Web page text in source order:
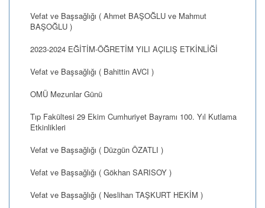
Vefat ve Başsağlığı ( Ahmet BAŞOĞLU ve Mahmut
BAŞOĞLU )
2023-2024 EĞİTİM-ÖĞRETİM YILI AÇILIŞ ETKİNLİĞİ
Vefat ve Başsağlığı ( Bahittin AVCI )
OMÜ Mezunlar Günü
Tıp Fakültesi 29 Ekim Cumhuriyet Bayramı 100. Yıl Kutlama
Etkinlikleri
Vefat ve Başsağlığı ( Düzgün ÖZATLI )
Vefat ve Başsağlığı ( Gökhan SARISOY )
Vefat ve Başsağlığı ( Neslihan TAŞKURT HEKİM )